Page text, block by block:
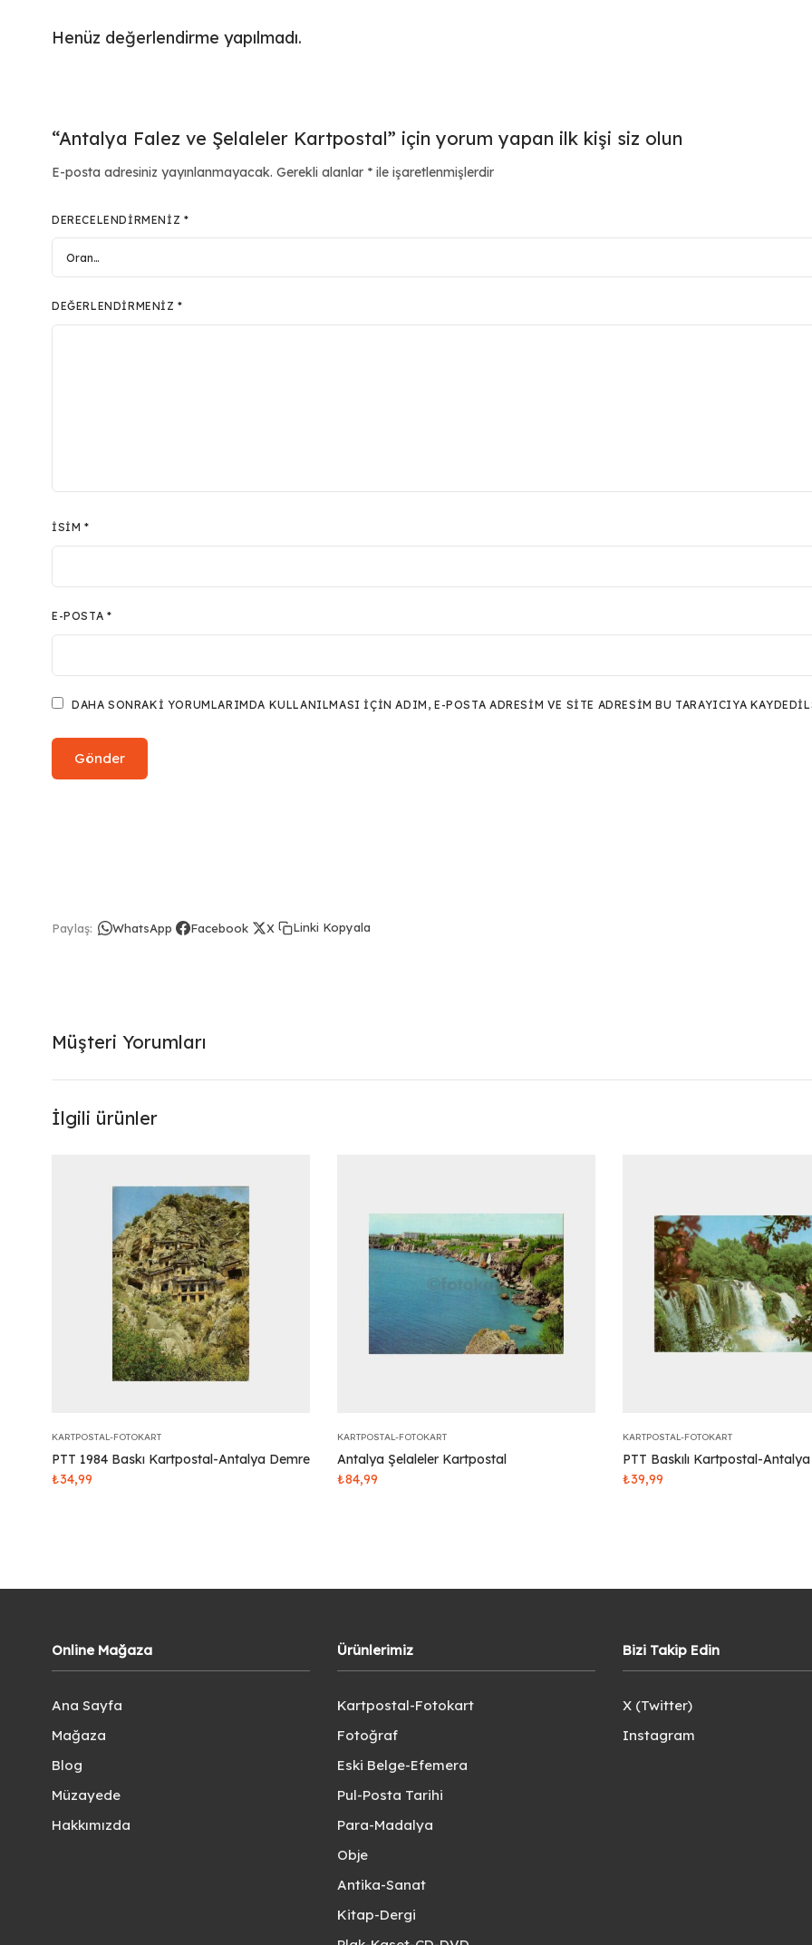
Henüz değerlendirme yapılmadı.
“Antalya Falez ve Şelaleler Kartpostal” için yorum yapan ilk kişi siz olun
E-posta adresiniz yayınlanmayacak. Gerekli alanlar * ile işaretlenmişlerdir
DERECELENDIRMENIZ *
DEĞERLENDIRMENIZ*
İSIM*
E-POSTA *
DAHA SONRAKI YORUMLARIMDA KULLANILMASI IÇIN ADIM, E-POSTA ADRESIM VE SITE ADRESIM BU TARAYICIYA
Paylaş: WhatsApp Facebook X Linki Kopyala
Müşteri Yorumları
İlgili ürünler
KARTPOSTAL-FOTOKART
PTT 1984 Baskı Kartpostal-Antalya Demre
₺34,99
KARTPOSTAL-FOTOKART
Antalya Şelaleler Kartpostal
₺84,99
KARTPOSTAL-FOTOKART
PTT Baskılı Kartpostal-
₺39,99
Online Mağaza
Ana Sayfa
Mağaza
Blog
Müzayede
Hakkımızda
Ürünlerimiz
Kartpostal-Fotokart
Fotoğraf
Eski Belge-Efemera
Pul-Posta Tarihi
Para-Madalya
Obje
Antika-Sanat
Kitap-Dergi
Bizi Takip Edin
X (Twitter)
Instagram